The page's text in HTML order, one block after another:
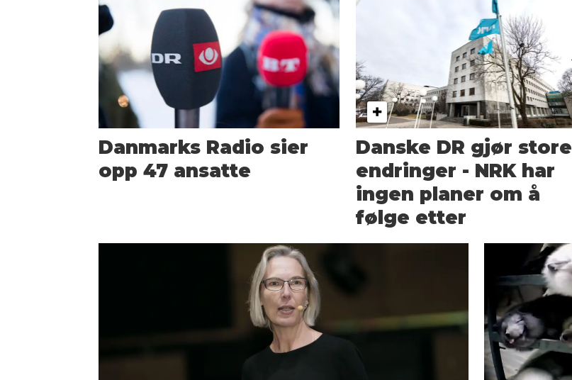
Danmarks Radio sier
opp 47 ansatte
Danske DR gjør store
endringer - NRK har
ingen planer om å
følge etter